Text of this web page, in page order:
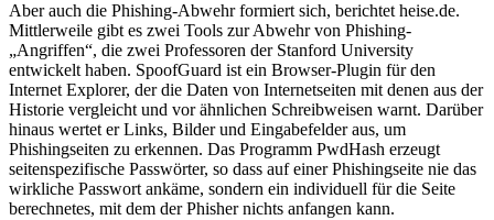
Aber auch die Phishing-Abwehr formiert sich, berichtet heise.de.
Mittlerweile gibt es zwei Tools zur Abwehr von Phishing-
„Angriffen“, die zwei Professoren der Stanford University
entwickelt haben. SpoofGuard ist ein Browser-Plugin für den
Internet Explorer, der die Daten von Internetseiten mit denen aus der
Historie vergleicht und vor ähnlichen Schreibweisen warnt. Darüber
hinaus wertet er Links, Bilder und Eingabefelder aus, um
Phishingseiten zu erkennen. Das Programm PwdHash erzeugt
seitenspezifische Passwörter, so dass auf einer Phishingseite nie das
wirkliche Passwort ankäme, sondern ein individuell für die Seite
berechnetes, mit dem der Phisher nichts anfangen kann.